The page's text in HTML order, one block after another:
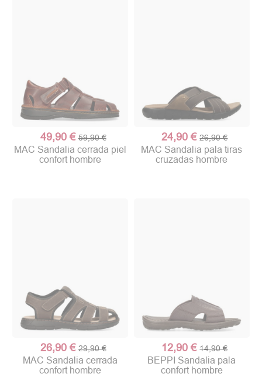
49,90 € 59,90 €
MAC Sandalia cerrada piel
confort hombre
24,90 € 26,90 €
MAC Sandalia pala tiras
cruzadas hombre
26,90 € 29,90 €
MAC Sandalia cerrada
confort hombre
12,90 € 14,90 €
BEPPI Sandalia pala
confort hombre